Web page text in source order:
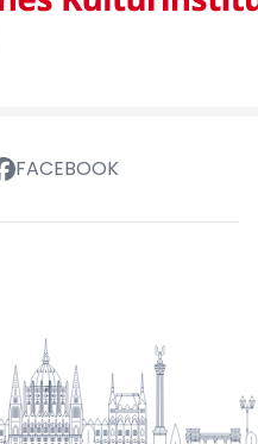
FACEBOOK